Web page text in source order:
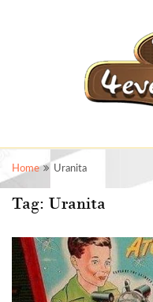
Home Uranita
Tag: Uranita